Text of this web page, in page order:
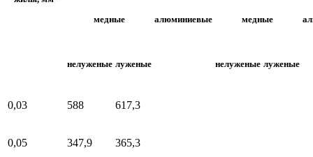
медные алюминиевые медные
нелуженые луженые нелуженые луженые
0,03 588 617,3
0,05 347,9 365,3